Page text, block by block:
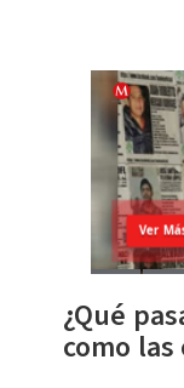
¿Qué
como las